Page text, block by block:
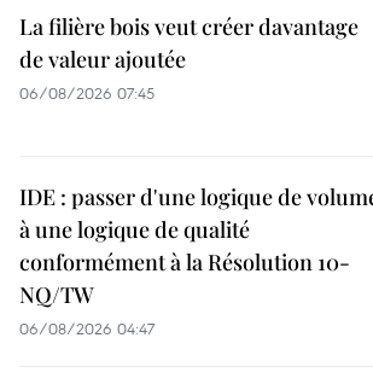
La filière bois veut créer davantage
de valeur ajoutée
06/08/2026 07:45
IDE : passer d'une logique de
à une logique de qualité
conformément à la Résolution 10-
NQ/TW
06/08/2026 04:47